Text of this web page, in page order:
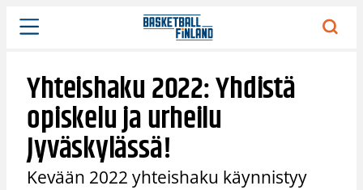
Siirry
sisältöön
Yhteishaku 2022: Yhdistä
opiskelu ja urheilu
Jyväskylässä!
Kevään 2022 yhteishaku käynnistyy